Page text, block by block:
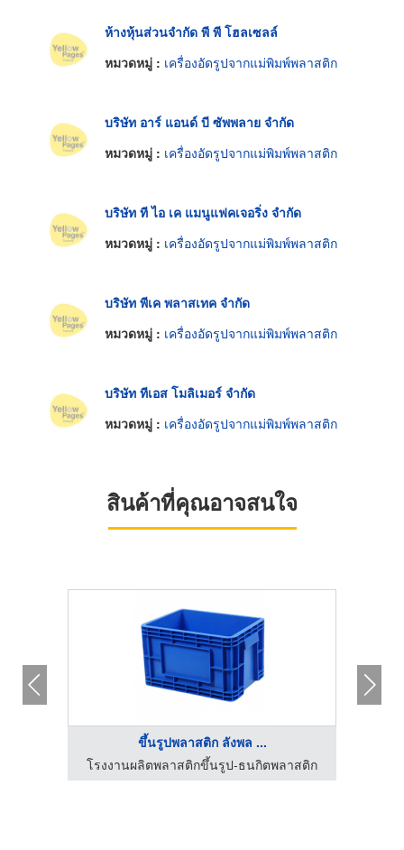
ห้างหุ้นส่วนจำกัด พี พี โฮลเซลล์
หมวดหมู่ : เครื่องอัดรูปจากแม่พิมพ์พลาสติก
บริษัท อาร์ แอนด์ บี ซัพพลาย จำกัด
หมวดหมู่ : เครื่องอัดรูปจากแม่พิมพ์พลาสติก
บริษัท ที ไอ เค แมนูแฟคเจอริ่ง จำกัด
หมวดหมู่ : เครื่องอัดรูปจากแม่พิมพ์พลาสติก
บริษัท พีเค พลาสเทค จำกัด
หมวดหมู่ : เครื่องอัดรูปจากแม่พิมพ์พลาสติก
บริษัท ทีเอส โมลิเมอร์ จำกัด
หมวดหมู่ : เครื่องอัดรูปจากแม่พิมพ์พลาสติก
สินค้าที่คุณอาจสนใจ
ขึ้นรูปพลาสติก ลังพล ...
โรงงานผลิตพลาสติกขึ้นรูป-ธนกิตพลาสติก